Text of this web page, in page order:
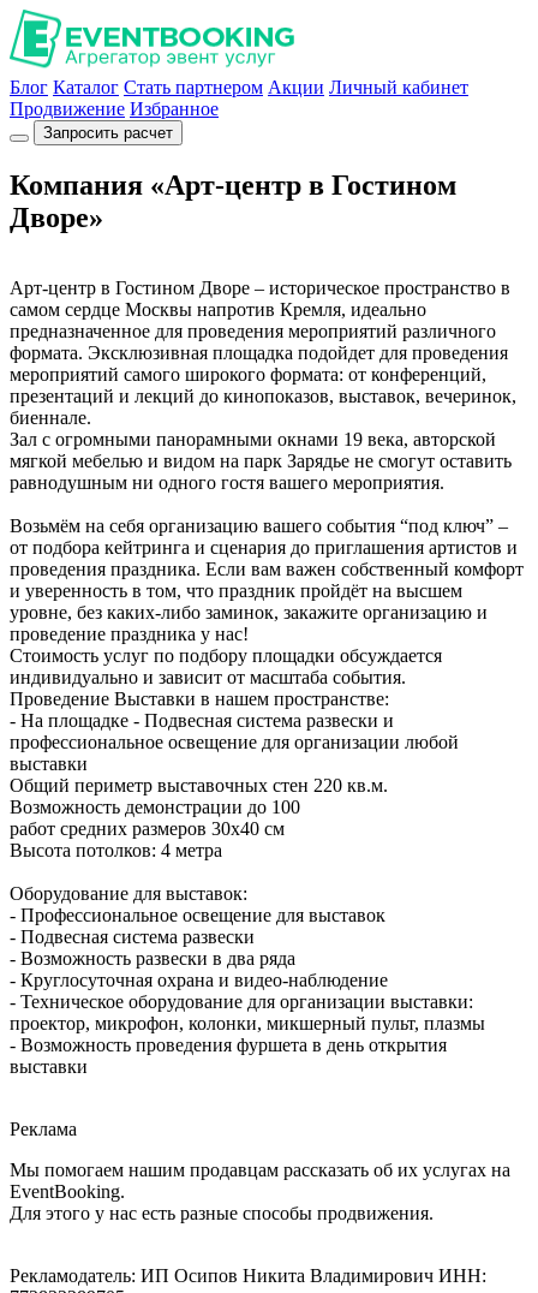
Блог Каталог Стать партнером Акции Личный кабинет
Продвижение Избранное
Запросить расчет
Компания «Арт-центр в Гостином
Дворе»
Арт-центр в Гостином Дворе – историческое пространство в
самом сердце Москвы напротив Кремля, идеально
предназначенное для проведения мероприятий различного
формата. Эксклюзивная площадка подойдет для проведения
мероприятий самого широкого формата: от конференций,
презентаций и лекций до кинопоказов, выставок, вечеринок,
биеннале.
Зал с огромными панорамными окнами 19 века, авторской
мягкой мебелью и видом на парк Зарядье не смогут оставить
равнодушным ни одного гостя вашего мероприятия.
Возьмём на себя организацию вашего события “под ключ” –
от подбора кейтринга и сценария до приглашения артистов и
проведения праздника. Если вам важен собственный комфорт
и уверенность в том, что праздник пройдёт на высшем
уровне, без каких-либо заминок, закажите организацию и
проведение праздника у нас!
Стоимость услуг по подбору площадки обсуждается
индивидуально и зависит от масштаба события.
Проведение Выставки в нашем пространстве:
- На площадке - Подвесная система развески и
профессиональное освещение для организации любой
выставки
Общий периметр выставочных стен 220 кв.м.
Возможность демонстрации до 100
работ средних размеров 30х40 см
Высота потолков: 4 метра
Оборудование для выставок:
- Профессиональное освещение для выставок
- Подвесная система развески
- Возможность развески в два ряда
- Круглосуточная охрана и видео-наблюдение
- Техническое оборудование для организации выставки:
проектор, микрофон, колонки, микшерный пульт, плазмы
- Возможность проведения фуршета в день открытия
выставки
Реклама
Мы помогаем нашим продавцам рассказать об их услугах на
EventBooking.
Для этого у нас есть разные способы продвижения.
Рекламодатель: ИП Осипов Никита Владимирович ИНН: